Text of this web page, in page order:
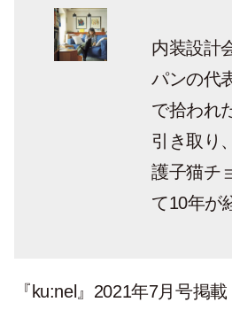
内装設計
パンの代
で拾われ
引き取り
護子猫チ
て10年が
『ku:nel』2021年7月号掲載